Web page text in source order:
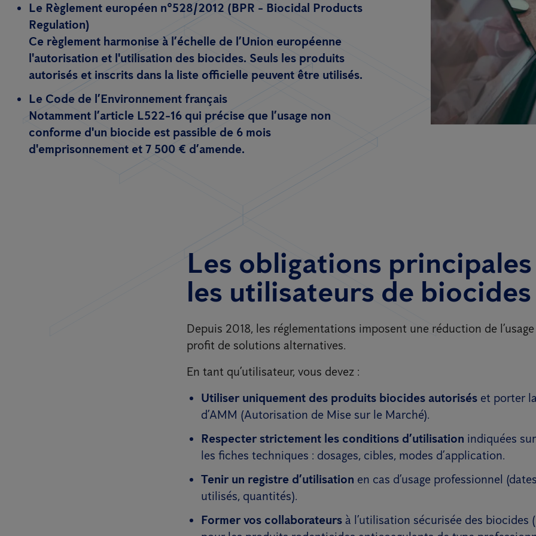
Le Règlement européen n°528/2012 (BPR - Biocidal Products
Regulation)
Ce règlement harmonise à l’échelle de l’Union européenne
l'autorisation et l'utilisation des biocides. Seuls les produits
autorisés et inscrits dans la liste officielle peuvent être utilisés.
Le Code de l’Environnement français
Notamment l’article L522-16 qui précise que l’usage non
conforme d'un biocide est passible de 6 mois
d'emprisonnement et 7 500 € d’amende.
Les obligations
les utilisateurs de biocides
Depuis 2018, les réglementations imposent une réduction de
profit de solutions alternatives.
En tant qu’utilisateur, vous devez :
Utiliser uniquement des produits biocides autorisés et porter
d’AMM (Autorisation de Mise sur le Marché).
Respecter strictement les conditions d’utilisation indiquées
les fiches techniques : dosages, cibles, modes d’application.
Tenir un registre d’utilisation en cas d’usage professionnel
utilisés, quantités).
Former vos collaborateurs à l’utilisation sécurisée des biocides